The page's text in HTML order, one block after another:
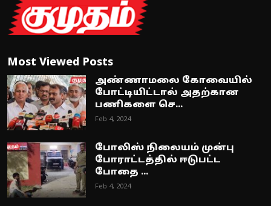
Most Viewed Posts
அண்ணாமலை கோவையில்
போட்டியிட்டால் அதற்கான
பணிகளை செ...
Feb 4, 2024
போலிஸ் நிலையம் முன்பு
போராட்டத்தில் ஈடுபட்ட
போதை ...
Feb 4, 2024